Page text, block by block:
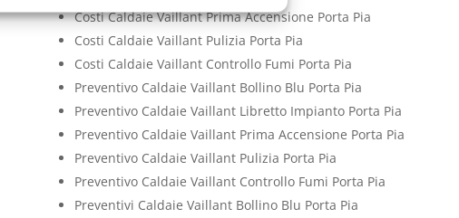
Costi Caldaie Vaillant Prima Accensione Porta Pia
Costi Caldaie Vaillant Pulizia Porta Pia
Costi Caldaie Vaillant Controllo Fumi Porta Pia
Preventivo Caldaie Vaillant Bollino Blu Porta Pia
Preventivo Caldaie Vaillant Libretto Impianto Porta Pia
Preventivo Caldaie Vaillant Prima Accensione Porta Pia
Preventivo Caldaie Vaillant Pulizia Porta Pia
Preventivo Caldaie Vaillant Controllo Fumi Porta Pia
Preventivi Caldaie Vaillant Bollino Blu Porta Pia